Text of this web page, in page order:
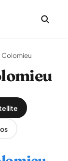
Colomieu